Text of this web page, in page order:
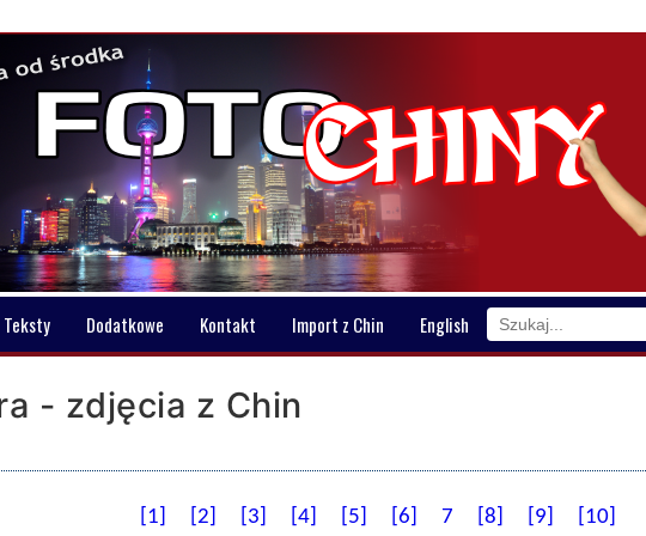
Teksty Dodatkowe Kontakt Import z Chin English
- zdjęcia z Chin
[1] [2] [3] [4] [5] [6] 7 [8] [9] [10]